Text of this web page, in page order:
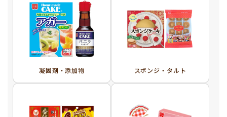
凝固剤・添加物 スポンジ・タルト